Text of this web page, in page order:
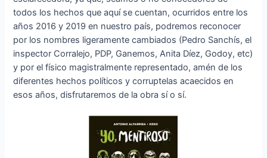
todos los hechos que aquí se cuentan, ocurridos entre los
años 2016 y 2019 en nuestro país, podremos reconocer
por los nombres ligeramente cambiados (Pedro Sanchís, el
inspector Corralejo, PDP, Ganemos, Anita Díez, Godoy, etc)
y por el físico magistralmente representado, amén de los
diferentes hechos políticos y corruptelas acaecidos en
esos años, disfrutaremos de la obra sí o sí.